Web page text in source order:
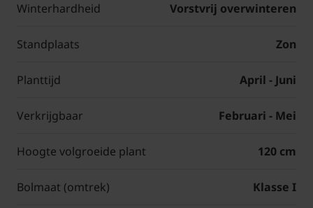
Winterhardheid Vorstvrij overwinteren
Standplaats Zon
Planttijd April - Juni
Verkrijgbaar Februari - Mei
Hoogte volgroeide plant 120 cm
Bolmaat (omtrek) Klasse I